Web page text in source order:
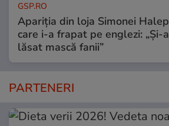
GSP.RO
Apariția din loja Simonei Halep
care i-a frapat pe englezi: „Și-a
lăsat mască fanii”
PARTENERI